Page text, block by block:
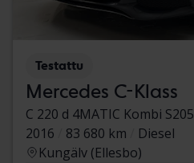
Testattu
Mercedes C-Klass
C 220 d 4MATIC Kombi S205
2016
83 680 km
Diesel
Kungälv (Ellesbo)